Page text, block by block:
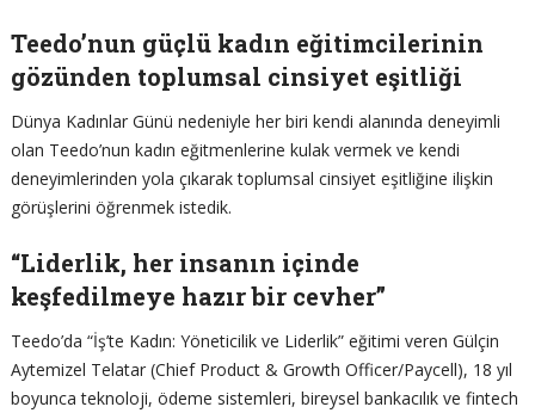
Teedo’nun güçlü kadın eğitimcilerinin
gözünden toplumsal cinsiyet eşitliği
Dünya Kadınlar Günü nedeniyle her biri kendi alanında deneyimli
olan Teedo’nun kadın eğitmenlerine kulak vermek ve kendi
deneyimlerinden yola çıkarak toplumsal cinsiyet eşitliğine ilişkin
görüşlerini öğrenmek istedik.
“Liderlik, her insanın içinde
keşfedilmeye hazır bir cevher”
Teedo’da “İş’te Kadın: Yöneticilik ve Liderlik” eğitimi veren Gülçin
Aytemizel Telatar (Chief Product & Growth Officer/Paycell), 18 yıl
boyunca teknoloji, ödeme sistemleri, bireysel bankacılık ve fintech